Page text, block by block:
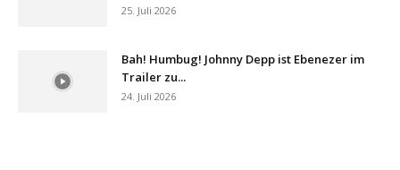
25. Juli 2026
Bah! Humbug! Johnny Depp ist Ebenezer im
Trailer zu...
24. Juli 2026